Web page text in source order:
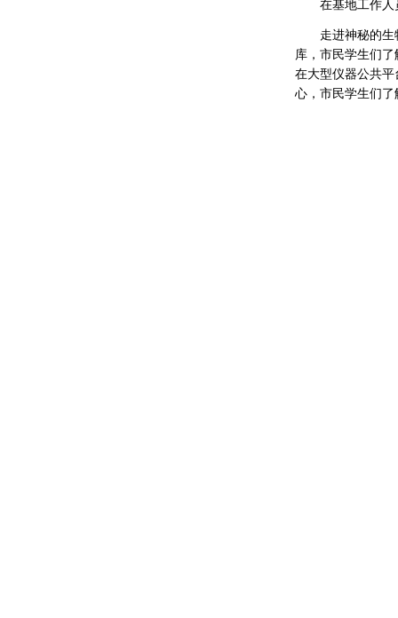
在基地工作
走进神秘的
库，市民学生们
在大型仪器公共
心，市民学生们了